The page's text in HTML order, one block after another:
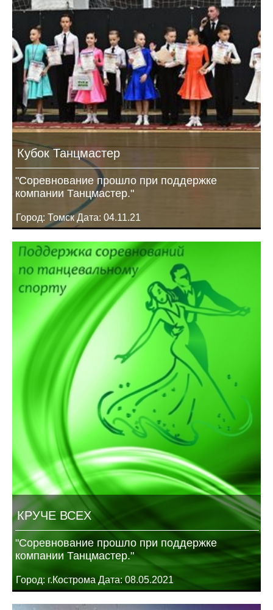
Кубок Танцмастер
"Соревнование прошло при поддержке
компании Танцмастер."
Город: Томск Дата: 04.11.21
КРУЧЕ ВСЕХ
"Соревнование прошло при поддержке
компании Танцмастер."
Город: г.Кострома Дата: 08.05.2021